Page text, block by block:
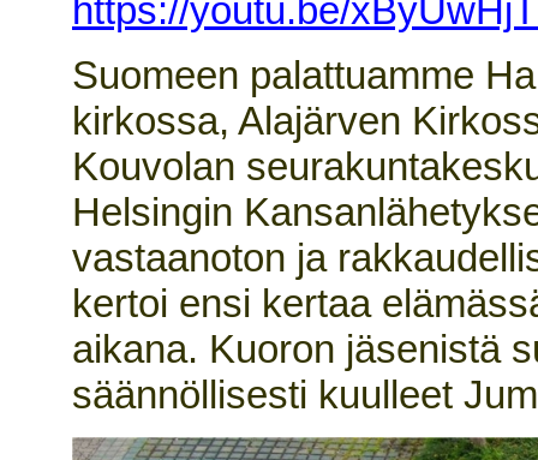
https://youtu.be/
Suomeen palattuamme
kirkossa, Alajärven
Kouvolan
Helsingin
vastaanoton ja
kertoi ensi kertaa
aikana. Kuoron jäsenistä
säännöllisesti kuulleet